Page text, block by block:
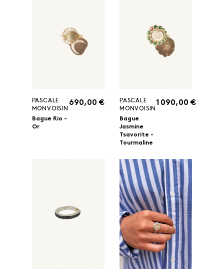
PASCALE
MONVOISIN
Bague Rio -
Or
690,00 €
PASCALE
MONVOISIN
Bague
Jasmine
Tsavorite -
Tourmaline
1 090,00 €